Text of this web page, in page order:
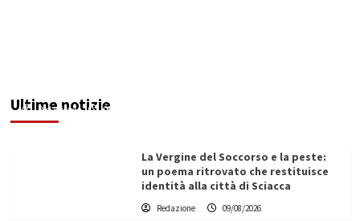
Ultime notizie
Redazione 09/08/2026
La Vergine del Soccorso e la peste:
un poema ritrovato che restituisce
identità alla città di Sciacca
Redazione 09/08/2026